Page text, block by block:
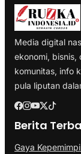
Media digital
ekonomi, bisnis,
komunitas, info
pula liputan
Berita
Gaya